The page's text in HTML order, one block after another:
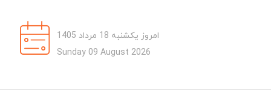
امروز یکشنبه 18 مرداد 1405
Sunday 09 August 2026